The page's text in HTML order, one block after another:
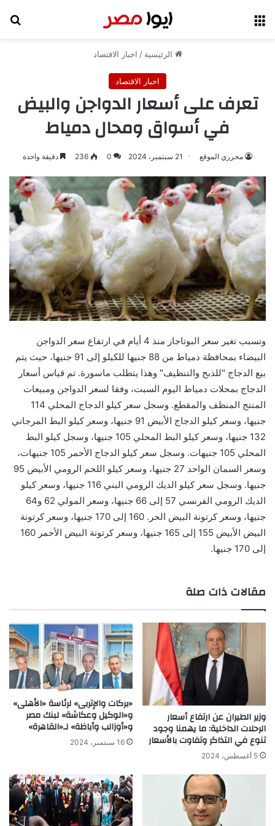
الرئيسية / اخبار الاقتصاد
اخبار الاقتصاد
تعرف على أسعار الدواجن والبيض
في أسواق ومحال دمياط
محرري الموقع 21 سبتمبر، 2024 0
236 دقيقة واحدة
وتسبب تغير سعر البوتاجاز منذ 4 أيام في ارتفاع سعر الدواجن
البيضاء بمحافظة دمياط من 88 جنيها للكيلو إلى 91 جنيها، حيث يتم
بيع الدجاج "للذبح والتنظيف" وهذا يتطلب ماسورة. تم قياس أسعار
الدجاج بمحلات دمياط اليوم السبت، وفقا لسعر الدواجن ومبيعات
المنتج المنظف والمقطع. وسجل سعر كيلو الدجاج المحلي 114
جنيها، وسعر كيلو الدجاج الأبيض 91 جنيها، وسعر كيلو البط المرجاني
132 جنيها، وسعر كيلو البط المحلي 105 جنيها، وسجل كيلو البط
المحلي 105 جنيهات. وسجل سعر كيلو الدجاج الأحمر 105 جنيهات،
وسعر السمان الواحد 27 جنيها، وسعر كيلو اللحم الرومي الأبيض 95
جنيها. وسجل سعر كيلو الديك الرومي البني 116 جنيها، وسعر كيلو
الديك الرومي الفرنسي 57 إلى 66 جنيها، وسعر المولي 62 و64
جنيها، وسعر كرتونة البيض الحر. 160 إلى 170 جنيها، وسعر كرتونة
البيض الأبيض 155 إلى 165 جنيها، وسعر كرتونة البيض الأحمر 160
إلى 170 جنيها.
مقالات ذات صلة
وزير الطيران عن ارتفاع أسعار
الرحلات الداخلية: ما يهمنا وجود
تنوع في التذاكر وتفاوت بالأسعار
5 أغسطس، 2024
«بركات والإتربى» لرئاسة «الأهلى»
و«الوكيل وعكاشة» لبنك مصر
و«أوزالب وأباظة» لـ«القاهرة»
16 سبتمبر، 2024